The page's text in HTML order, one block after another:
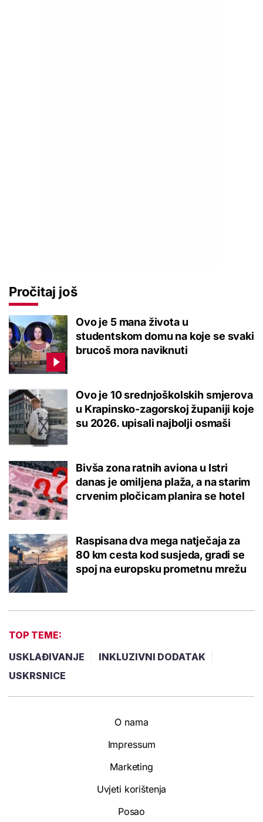
Pročitaj još
Ovo je 5 mana života u
studentskom domu na koje se svaki
brucoš mora naviknuti
Ovo je 10 srednjoškolskih smjerova
u Krapinsko-zagorskoj županiji koje
su 2026. upisali najbolji osmaši
Bivša zona ratnih aviona u Istri
danas je omiljena plaža, a na starim
crvenim pločicam planira se hotel
Raspisana dva mega natječaja za
80 km cesta kod susjeda, gradi se
spoj na europsku prometnu mrežu
TOP TEME:
USKLAĐIVANJE
INKLUZIVNI DODATAK
USKRSNICE
O nama
Impressum
Marketing
Uvjeti korištenja
Posao